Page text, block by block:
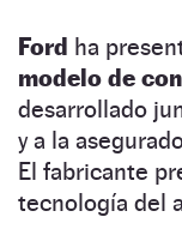
Ford ha
modelo de
desarrollado
y a la
El fabricante
tecnología del